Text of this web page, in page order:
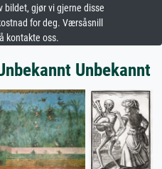
gjør vi gjerne disse
for deg. Værsåsnill
kontakte oss.
Unbekannt